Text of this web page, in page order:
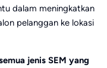
dalam meningkatkan
pelanggan ke lokasi
jenis SEM yang